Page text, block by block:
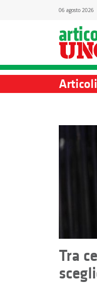
06 agosto 2026
Articoli
Tra